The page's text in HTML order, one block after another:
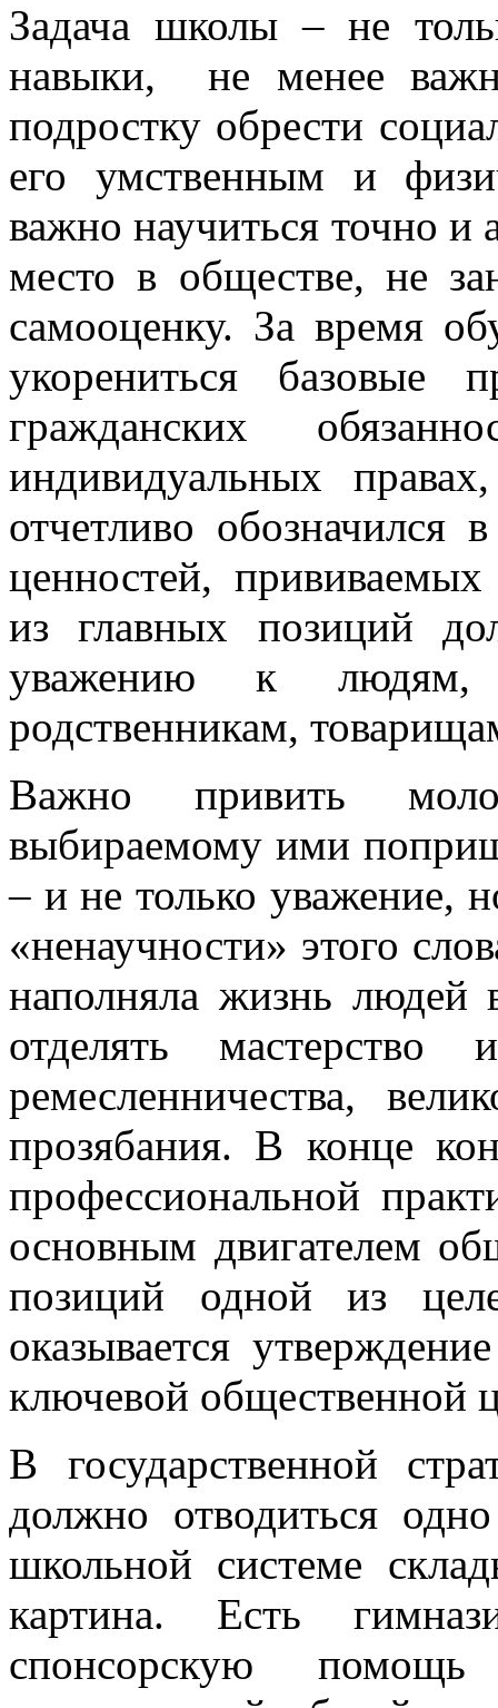
Задача школы – не
навыки, не менее
подростку обрести
его умственным и
важно научиться точно и
место в обществе, не
самооценку. За время
укорениться базовые
гражданских
индивидуальных
отчетливо
ценностей,
из главных позиций
уважению к
родственникам,
Важно привить
выбираемому ими
– и не только уважение,
«ненаучности» этого
наполняла жизнь людей
отделять мастерство
ремесленничества,
прозябания. В конце
профессиональной
основным двигателем
позиций одной из
оказывается
ключевой общественной
В государственной
должно отводиться
школьной системе
картина. Есть
спонсорскую